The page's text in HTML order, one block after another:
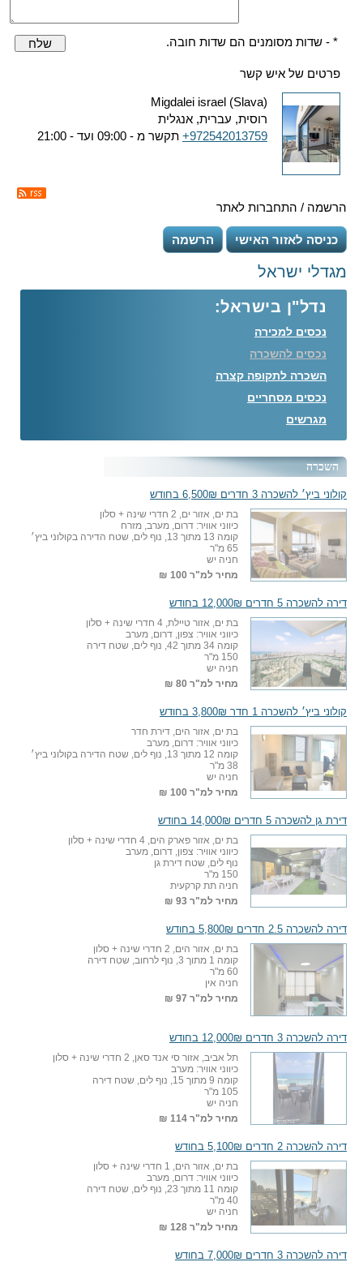
* - שדות מסומנים הם שדות חובה. שלח
פרטים של איש קשר
Migdalei israel (Slava)
רוסית, עברית, אנגלית
+972542013759 תקשר מ - 09:00 ועד - 21:00
הרשמה / התחברות לאתר
כניסה לאזור האישי הרשמה
מגדלי ישראל
נדל"ן בישראל:
נכסים למכירה
נכסים להשכרה
השכרה לתקופה קצרה
נכסים מסחריים
מגרשים
השכרה
קולוני ביץ׳ להשכרה 3 חדרים 6,500₪ בחודש
בת ים, אזור ים, 2 חדרי שינה + סלון
כיווני אוויר: דרום, מערב, מזרח
קומה 13 מתוך 13, נוף לים, שטח הדירה בקולוני ביץ׳
65 מ"ר
חניה יש
מחיר למ"ר 100 ₪
דירה להשכרה 5 חדרים 12,000₪ בחודש
בת ים, אזור טיילת, 4 חדרי שינה + סלון
כיווני אוויר: צפון, דרום, מערב
קומה 34 מתוך 42, נוף לים, שטח דירה
150 מ"ר
חניה יש
מחיר למ"ר 80 ₪
קולוני ביץ׳ להשכרה 1 חדר 3,800₪ בחודש
בת ים, אזור הים, דירת חדר
כיווני אוויר: דרום, מערב
קומה 12 מתוך 13, נוף לים, שטח הדירה בקולוני ביץ׳
38 מ"ר
חניה יש
מחיר למ"ר 100 ₪
דירת גן להשכרה 5 חדרים 14,000₪ בחודש
בת ים, אזור פארק הים, 4 חדרי שינה + סלון
כיווני אוויר: צפון, דרום, מערב
נוף לים, שטח דירת גן
150 מ"ר
חניה תת קרקעית
מחיר למ"ר 93 ₪
דירה להשכרה 2.5 חדרים 5,800₪ בחודש
בת ים, אזור הים, 2 חדרי שינה + סלון
קומה 1 מתוך 3, נוף לרחוב, שטח דירה
60 מ"ר
חניה אין
מחיר למ"ר 97 ₪
דירה להשכרה 3 חדרים 12,000₪ בחודש
תל אביב, אזור סי אנד סאן, 2 חדרי שינה + סלון
כיווני אוויר: מערב
קומה 9 מתוך 15, נוף לים, שטח דירה
105 מ"ר
חניה יש
מחיר למ"ר 114 ₪
דירה להשכרה 2 חדרים 5,100₪ בחודש
בת ים, אזור הים, 1 חדרי שינה + סלון
כיווני אוויר: דרום, מערב
קומה 11 מתוך 23, נוף לים, שטח דירה
40 מ"ר
חניה יש
מחיר למ"ר 128 ₪
דירה להשכרה 3 חדרים 7,000₪ בחודש